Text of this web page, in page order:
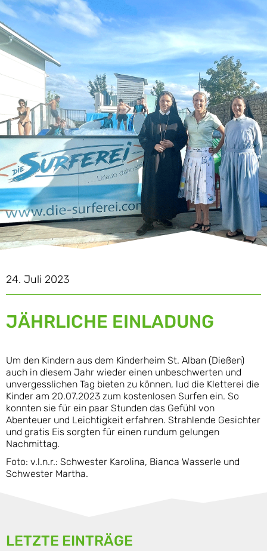
24. Juli 2023
JÄHRLICHE EINLADUNG
Um den Kindern aus dem Kinderheim St. Alban (Dießen)
auch in diesem Jahr wieder einen unbeschwerten und
unvergesslichen Tag bieten zu können, lud die Kletterei die
Kinder am 20.07.2023 zum kostenlosen Surfen ein. So
konnten sie für ein paar Stunden das Gefühl von
Abenteuer und Leichtigkeit erfahren. Strahlende Gesichter
und gratis Eis sorgten für einen rundum gelungen
Nachmittag.
Foto: v.l.n.r.: Schwester Karolina, Bianca Wasserle und
Schwester Martha.
LETZTE EINTRÄGE